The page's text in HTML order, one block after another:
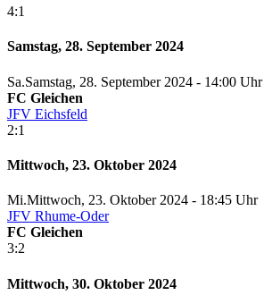
4:1
Samstag, 28. September 2024
Sa.Samstag, 28. September 2024 - 14:00 Uhr
FC Gleichen
JFV Eichsfeld
2:1
Mittwoch, 23. Oktober 2024
Mi.Mittwoch, 23. Oktober 2024 - 18:45 Uhr
JFV Rhume-Oder
FC Gleichen
3:2
Mittwoch, 30. Oktober 2024